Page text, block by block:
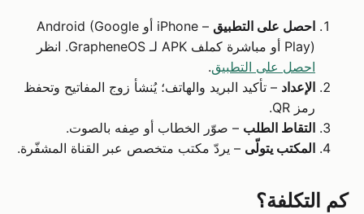
احصل على التطبيق
– iPhone أو Android (Google
Play) أو مباشرة كملف APK لـ GrapheneOS. انظر
احصل على التطبيق.
الإعداد – تأكيد البريد والهاتف؛ يُنشأ زوج المفاتيح وتحفظ
رمز QR.
التقاط الطلب – صوّر الخطاب أو صِفه بالصوت.
المكتب يتولّى – يردّ مكتب متخصص عبر القناة المشفّرة.
كم التكلفة؟